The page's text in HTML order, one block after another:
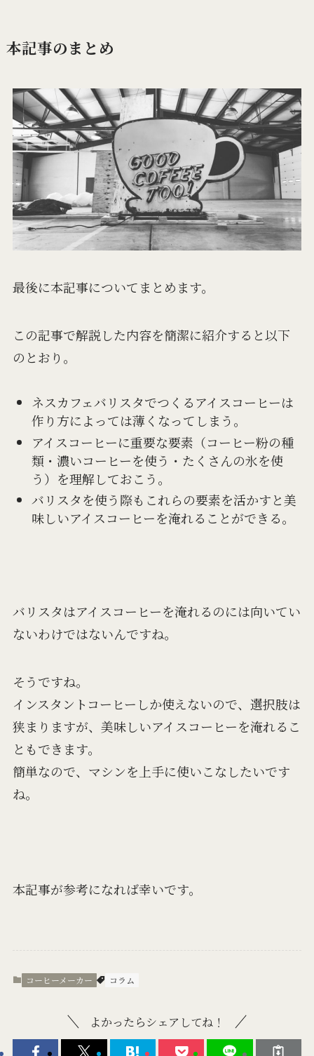
本記事のまとめ
最後に本記事についてまとめます。
この記事で解説した内容を簡潔に紹介すると以下
のとおり。
ネスカフェバリスタでつくるアイスコーヒーは
作り方によっては薄くなってしまう。
アイスコーヒーに重要な要素（コーヒー粉の種
類・濃いコーヒーを使う・たくさんの氷を使
う）を理解しておこう。
バリスタを使う際もこれらの要素を活かすと美
味しいアイスコーヒーを淹れることができる。
バリスタはアイスコーヒーを淹れるのには向いてい
ないわけではないんですね。
そうですね。
インスタントコーヒーしか使えないので、選択肢は
狭まりますが、美味しいアイスコーヒーを淹れるこ
ともできます。
簡単なので、マシンを上手に使いこなしたいです
ね。
本記事が参考になれば幸いです。
コーヒーメーカー コラム
よかったらシェアしてね！